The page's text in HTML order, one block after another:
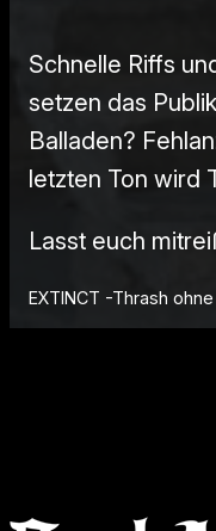
Schnelle Riffs
setzen das
Balladen?
letzten Ton wird
Lasst euch
EXTINCT -Thrash